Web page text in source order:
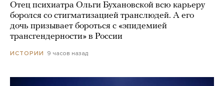
Отец психиатра Ольги Бухановской всю карьеру
боролся со стигматизацией транслюдей. А его
дочь призывает бороться с «эпидемией
трансгендерности» в России
ИСТОРИИ 9 часов назад